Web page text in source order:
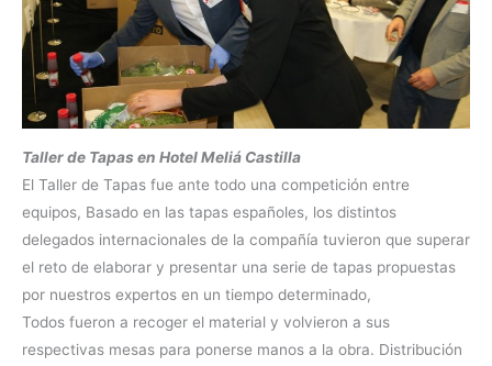
Taller de Tapas en Hotel Meliá Castilla
El Taller de Tapas fue ante todo una competición entre
equipos, Basado en las tapas españoles, los distintos
delegados internacionales de la compañía tuvieron que superar
el reto de elaborar y presentar una serie de tapas propuestas
por nuestros expertos en un tiempo determinado,
Todos fueron a recoger el material y volvieron a sus
respectivas mesas para ponerse manos a la obra. Distribución